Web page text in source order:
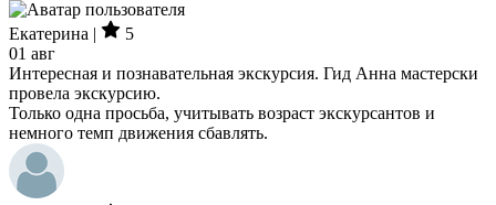
Екатерина |
5
01 авг
Интересная и познавательная экскурсия. Гид Анна мастерски
провела экскурсию.
Только одна просьба, учитывать возраст экскурсантов и
немного темп движения сбавлять.